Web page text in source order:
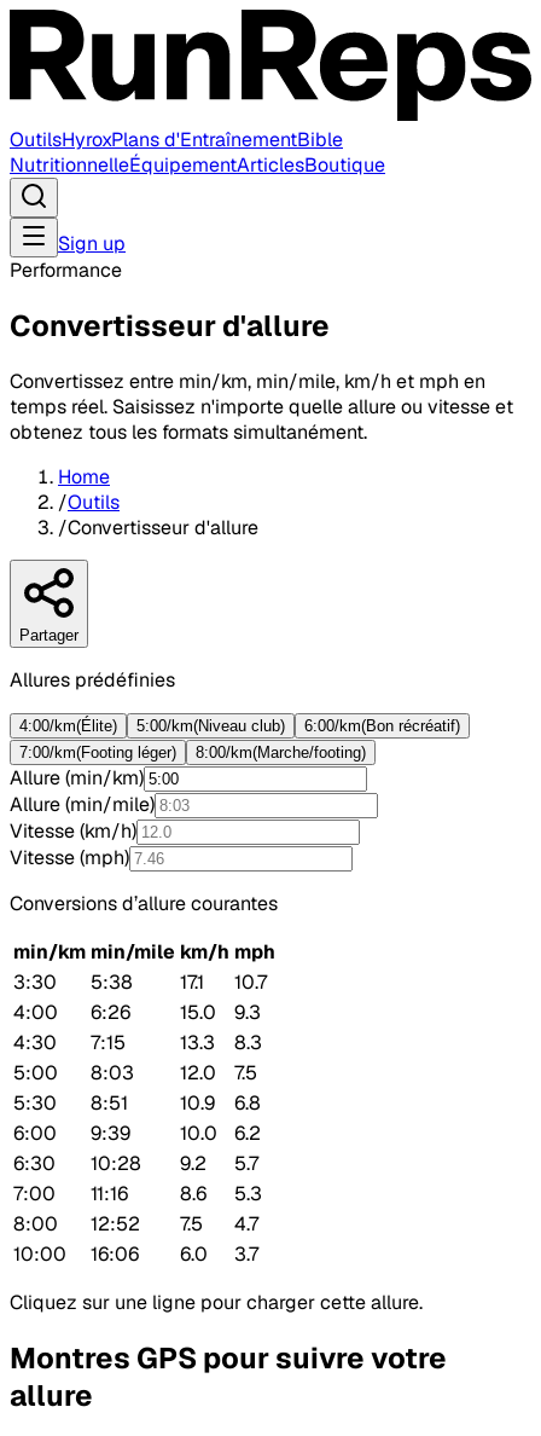
OutilsHyroxPlans d'EntraînementBible
NutritionnelleÉquipementArticlesBoutique
Sign up
Performance
Convertisseur d'allure
Convertissez entre min/km, min/mile, km/h et mph en
temps réel. Saisissez n'importe quelle allure ou vitesse et
obtenez tous les formats simultanément.
Home
/Outils
/Convertisseur d'allure
Partager
Allures prédéfinies
4:00/km(Élite) 5:00/km(Niveau club) 6:00/km(Bon récréatif)
7:00/km(Footing léger) 8:00/km(Marche/footing)
Allure (min/km)
Allure (min/mile)
Vitesse (km/h)
Vitesse (mph)
Conversions d’allure courantes
min/km min/mile km/h mph
3:30
5:38 17.1
10.7
4:00
6:26 15.0
9.3
4:30
7:15 13.3
8.3
5:00
8:03 12.0
7.5
5:30
8:51 10.9
6.8
6:00
9:39 10.0
6.2
6:30
10:28 9.2
5.7
7:00
11:16 8.6
5.3
8:00
12:52 7.5
4.7
10:00
16:06 6.0
3.7
Cliquez sur une ligne pour charger cette allure.
Montres GPS pour suivre votre
allure